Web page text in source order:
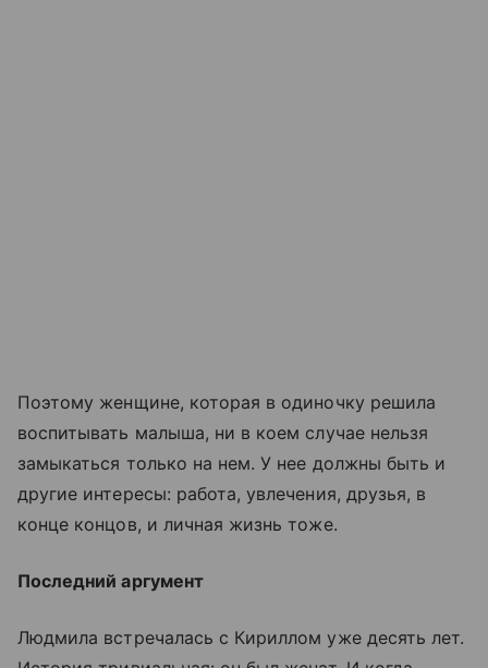
Поэтому женщине, которая в одиночку решила
воспитывать малыша, ни в коем случае нельзя
замыкаться только на нем. У нее должны быть и
другие интересы: работа, увлечения, друзья, в
конце концов, и личная жизнь тоже.
Последний аргумент
Людмила встречалась с Кириллом уже десять лет.